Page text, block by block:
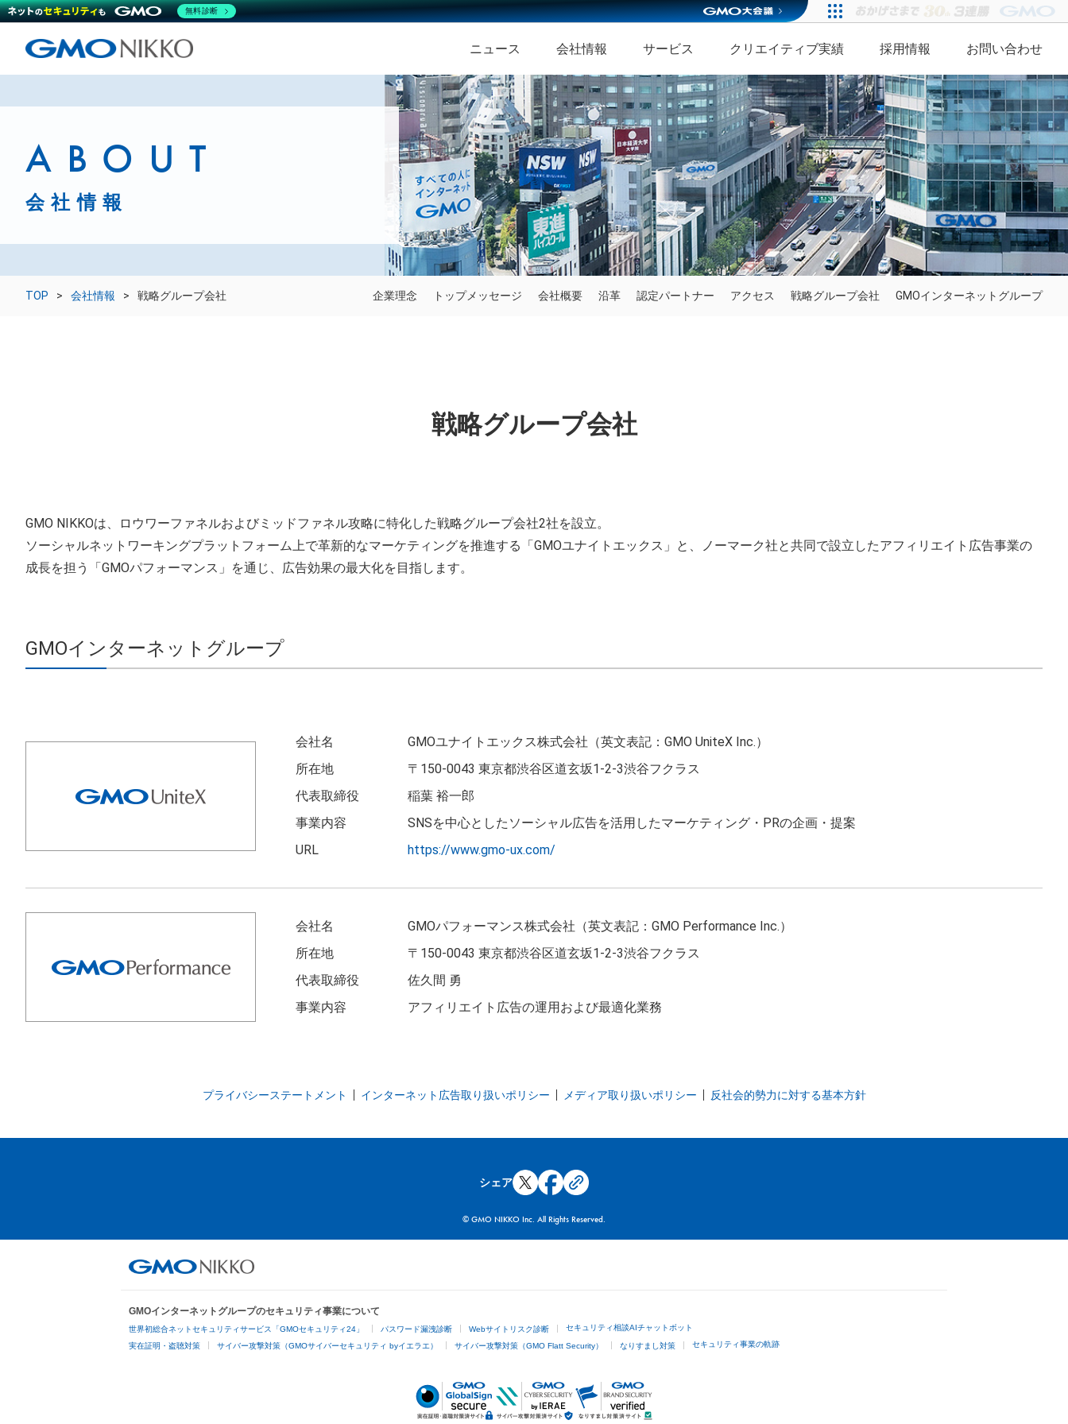
ニュース 会社情報 サービス クリエイティブ実績 採用情報 お問い合わせ
ABOUT
会社情報
TOP 会社情報 戦略グループ会社 企業理念 トップメッセージ 会社概要 沿革 認定パートナー アクセス 戦略グループ会社 GMOインターネットグループ
戦略グループ会社
GMO NIKKOは、ロウワーファネルおよびミッドファネル攻略に特化した戦略グループ会社2社を設立。
ソーシャルネットワーキングプラットフォーム上で革新的なマーケティングを推進する「GMOユナイトエックス」と、ノーマーク社と共同で設立したアフィリエイト広告事業の
成長を担う「GMOパフォーマンス」を通じ、広告効果の最大化を目指します。
GMOインターネットグループ
会社名
GMOユナイトエックス株式会社（英文表記：GMO UniteX Inc.）
所在地
〒150-0043 東京都渋谷区道玄坂1-2-3渋谷フクラス
代表取締役
稲葉 裕一郎
事業内容
SNSを中心としたソーシャル広告を活用したマーケティング・PRの企画・提案
URL
https://www.gmo-ux.com/
会社名
GMOパフォーマンス株式会社（英文表記：GMO Performance Inc.）
所在地
〒150-0043 東京都渋谷区道玄坂1-2-3渋谷フクラス
代表取締役
佐久間 勇
事業内容
アフィリエイト広告の運用および最適化業務
プライバシーステートメント インターネット広告取り扱いポリシー メディア取り扱いポリシー 反社会的勢力に対する基本方針
シェア
© GMO NIKKO Inc. All Rights Reserved.
GMOインターネットグループのセキュリティ事業について
世界初総合ネットセキュリティサービス「GMOセキュリティ24」 パスワード漏洩診断 Webサイトリスク診断 セキュリティ相談AIチャットボット
実在証明・盗聴対策 サイバー攻撃対策（GMOサイバーセキュリティ byイエラエ） サイバー攻撃対策（GMO Flatt Security） なりすまし対策 セキュリティ事業の軌跡
無料診断